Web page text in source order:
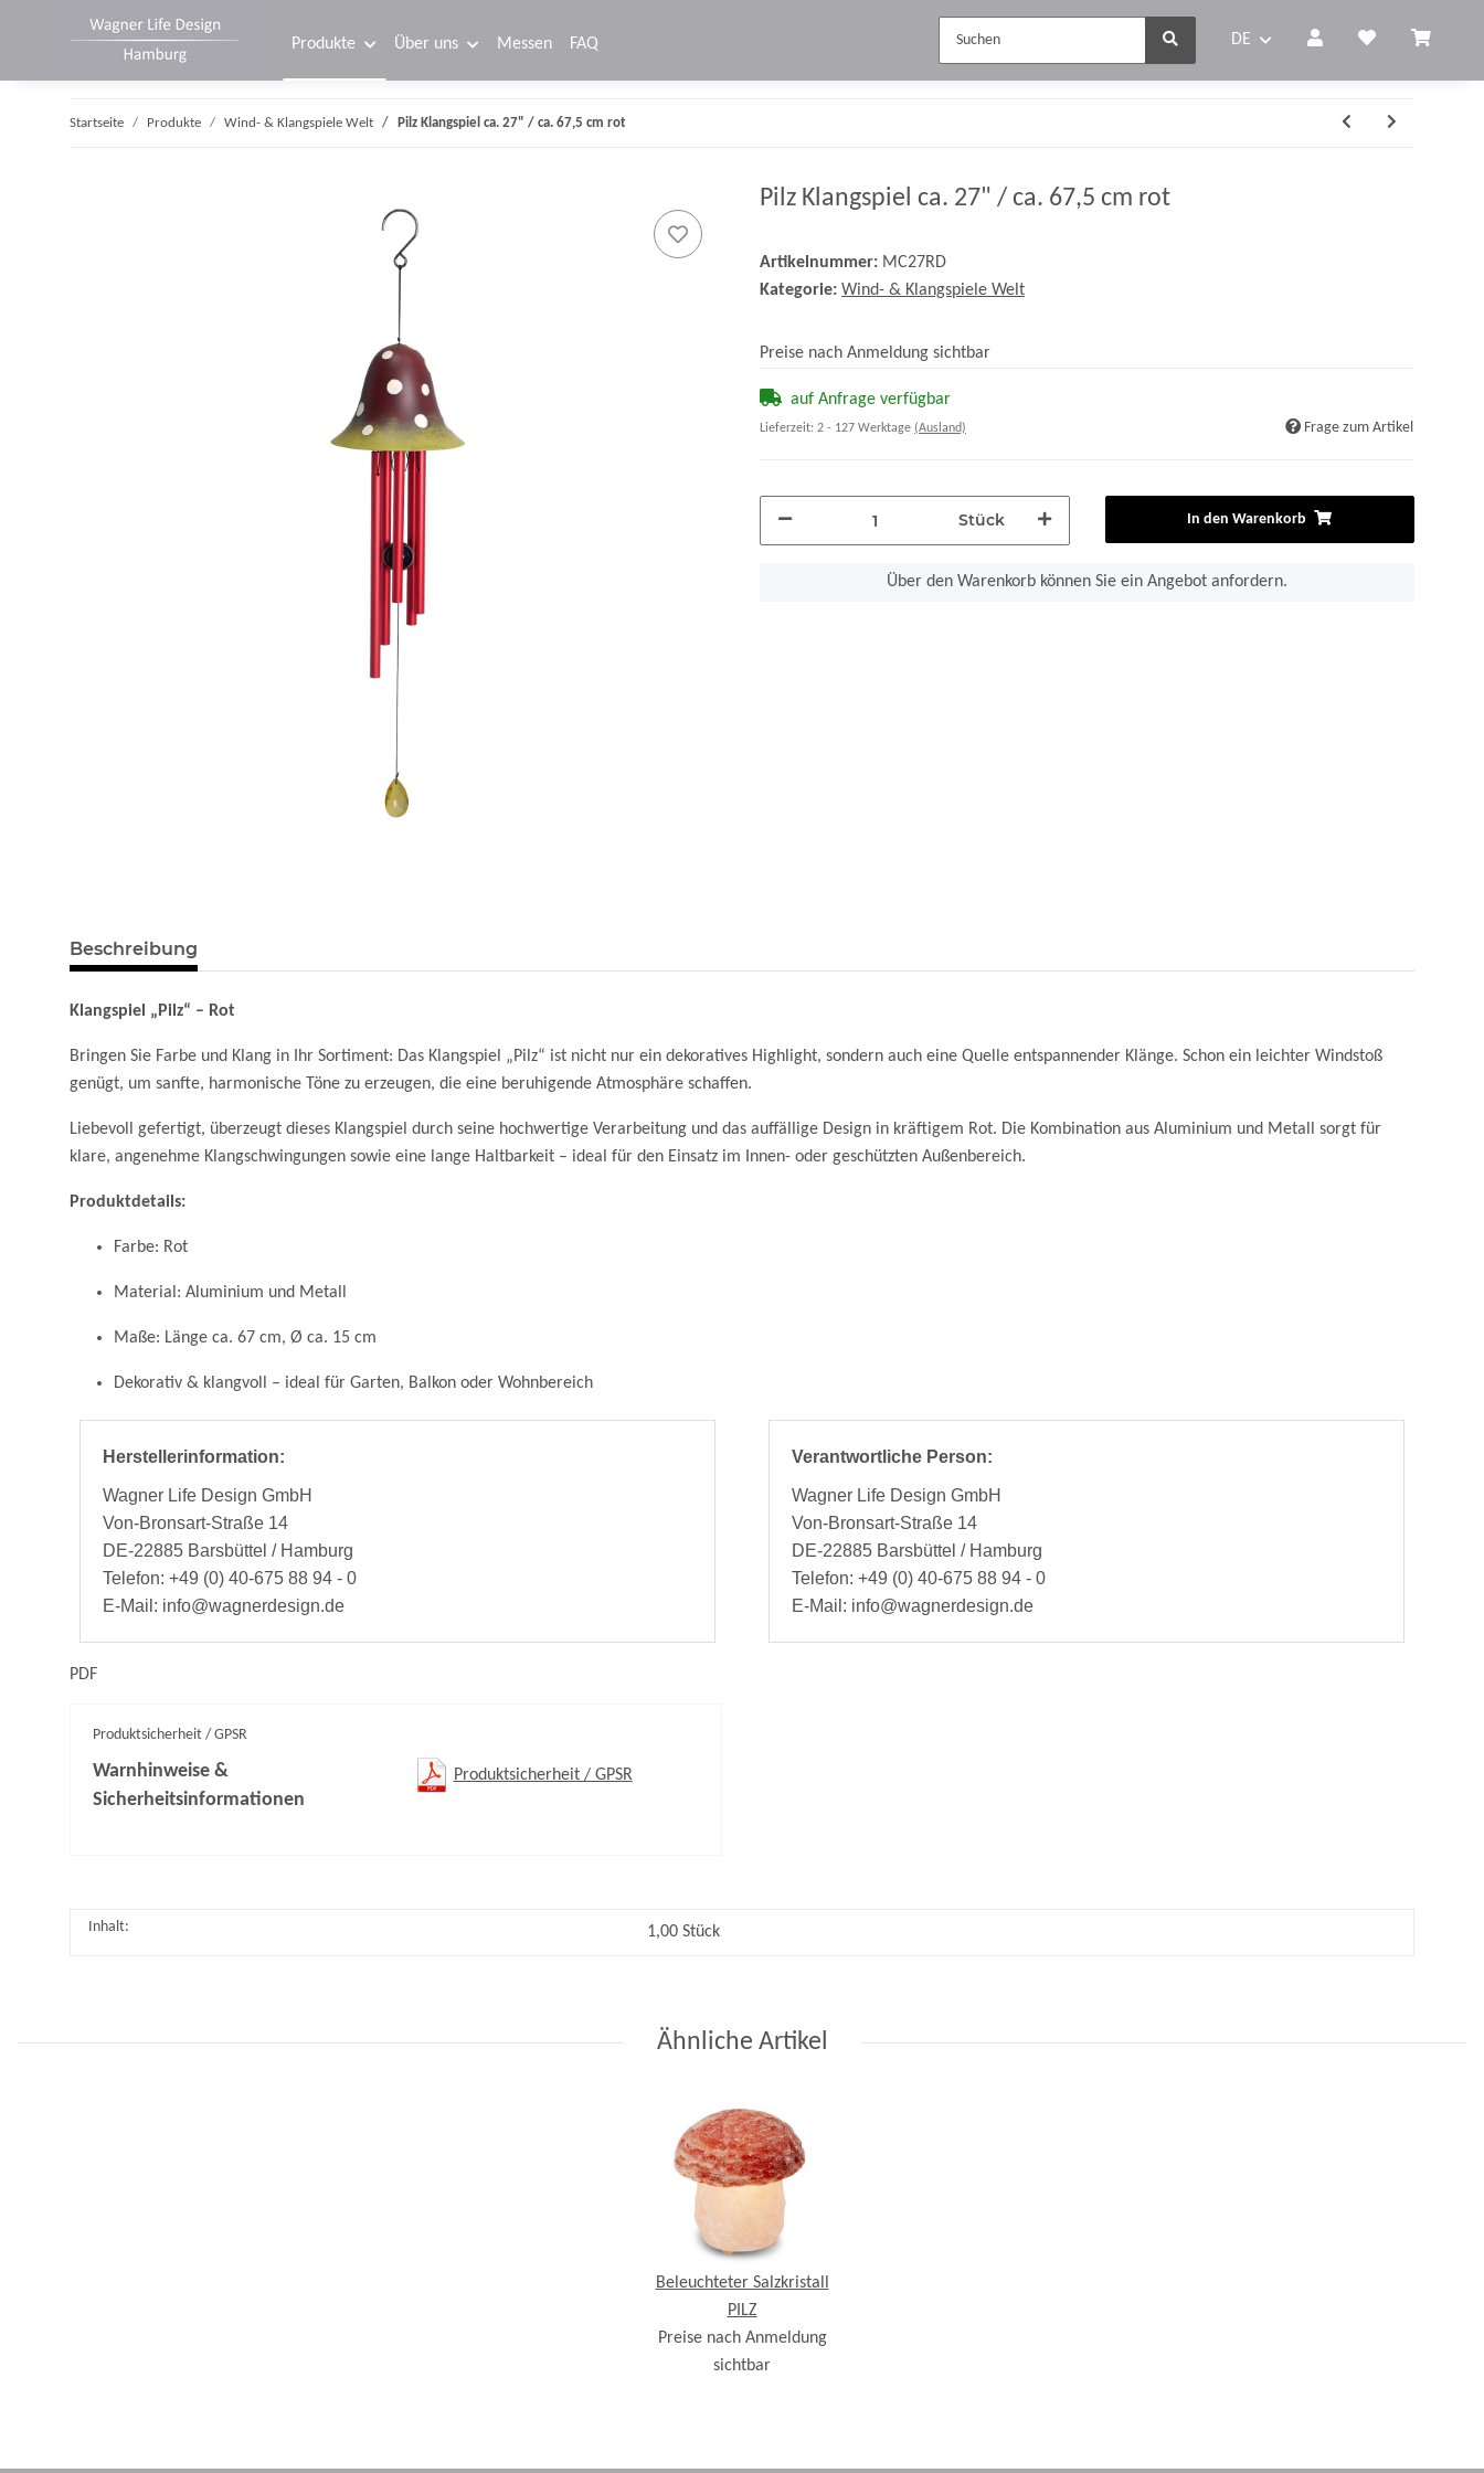
DE
Produkte Über uns Messen FAQ
Startseite Produkte Wind- & Klangspiele Welt Pilz Klangspiel ca. 27" / ca. 67,5 cm rot
Pilz Klangspiel ca. 27" / ca. 67,5 cm rot
Artikelnummer: MC27RD
Kategorie: Wind- & Klangspiele Welt
Preise nach Anmeldung sichtbar
auf Anfrage verfügbar
Lieferzeit: 2 - 127 Werktage (Ausland) Frage zum Artikel
Stück In den Warenkorb
Über den Warenkorb können Sie ein Angebot anfordern.
Beschreibung
Klangspiel „Pilz“ – Rot
Bringen Sie Farbe und Klang in Ihr Sortiment: Das Klangspiel „Pilz“ ist nicht nur ein dekoratives Highlight, sondern auch eine Quelle entspannender Klänge. Schon ein leichter Windstoß
genügt, um sanfte, harmonische Töne zu erzeugen, die eine beruhigende Atmosphäre schaffen.
Liebevoll gefertigt, überzeugt dieses Klangspiel durch seine hochwertige Verarbeitung und das auffällige Design in kräftigem Rot. Die Kombination aus Aluminium und Metall sorgt für
klare, angenehme Klangschwingungen sowie eine lange Haltbarkeit – ideal für den Einsatz im Innen- oder geschützten Außenbereich.
Produktdetails:
Farbe: Rot
Material: Aluminium und Metall
Maße: Länge ca. 67 cm, Ø ca. 15 cm
Dekorativ & klangvoll – ideal für Garten, Balkon oder Wohnbereich
Herstellerinformation:
Wagner Life Design GmbH
Von-Bronsart-Straße 14
DE-22885 Barsbüttel / Hamburg
Telefon: +49 (0) 40-675 88 94 - 0
E-Mail: info@wagnerdesign.de
Verantwortliche Person:
Wagner Life Design GmbH
Von-Bronsart-Straße 14
DE-22885 Barsbüttel / Hamburg
Telefon: +49 (0) 40-675 88 94 - 0
E-Mail: info@wagnerdesign.de
PDF
Produktsicherheit / GPSR
Warnhinweise &
Sicherheitsinformationen
Produktsicherheit / GPSR
Inhalt: 1,00 Stück
Ähnliche Artikel
Beleuchteter Salzkristall
PILZ
Preise nach Anmeldung
sichtbar